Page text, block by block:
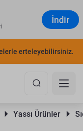
İndir
erteleyebilirsiniz.
Yassı Ürünler